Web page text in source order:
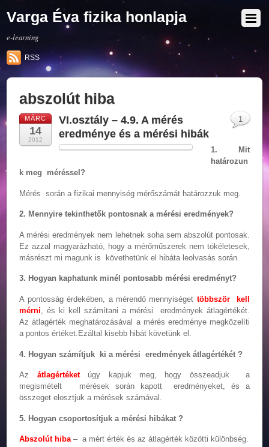
Varga Éva fizika honlapja
e-learning
RSS
abszolút hiba
MÁRC
14
2012
VI.osztály – 4.9. A mérés
eredménye és a mérési hibák
1. Mit
határozun
k meg méréssel?
Mérés során a fizikai mennyiség mérőszámát határozzuk meg.
2. Mennyire tekinthetők pontosnak a mérési eredmények?
A mérési eredmények nem lehetnek soha sem abszolút pontosak.
Ez azzal magyarázható, hogy a mérőműszerek nem tökéletesek,
másrészt mi magunk is követhetünk el hibáta leolvasás során.
3. Hogyan kaphatunk minél pontosabb mérési eredményt?
A pontosság érdekében, a mérendő mennyiséget többször kell
mérni, és ki kell számítani a mérési eredmények átlagértékét.
Az átlagérték meghatározásával a mérés eredménye megközelíti
a pontos értéket.Ezáltal kisebb hibát követünk el.
4. Hogyan számítjuk ki a mérési eredmények átlagértékét ?
Az átlagértéketúgy kapjuk meg, hogy összeadjuk a
megismételt mérések során kapott eredményeket, és a
összeget elosztjuk a mérések számával.
5. Hogyan csoportosítjuk a mérési hibákat ?
Abszolút hiba– a mért érték és az átlagérték közötti különbség.
1